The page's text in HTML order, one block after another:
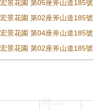
宏景花園 第05座斧山道185號
宏景花園 第02座斧山道185號
宏景花園 第04座斧山道185號
宏景花園 第02座斧山道185號